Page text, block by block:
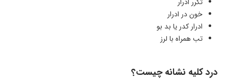
خون در ادرار
ادرار کدر یا بد بو
تب همراه با لرز
درد کلیه نشانه چیست؟